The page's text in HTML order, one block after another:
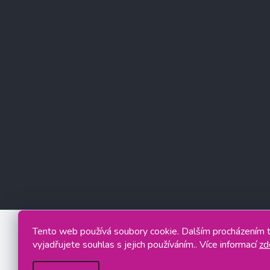
Tento web používá soubory cookie. Dalším
vyjadřujete souhlas s jejich používáním.. Více informací